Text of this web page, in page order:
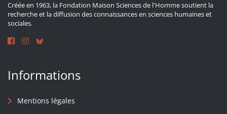
Créée en 1963, la Fondation Maison Sciences de l'Homme soutient la
recherche et la diffusion des connaissances en sciences humaines et
sociales.
Informations
Mentions légales